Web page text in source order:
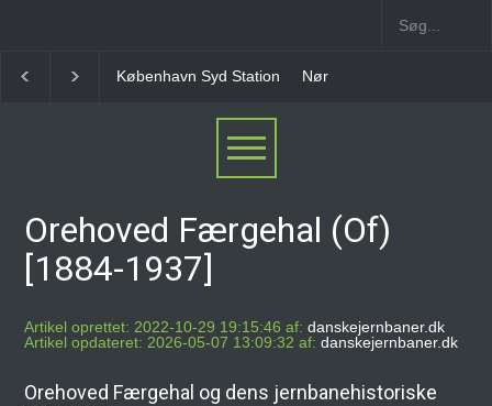
København Syd Station Nørrebro B Station [1886-
Orehoved Færgehal (Of)
[1884-1937]
Artikel oprettet: 2022-10-29 19:15:46 af: danskejernbaner.dk
Artikel opdateret: 2026-05-07 13:09:32 af: danskejernbaner.dk
Orehoved Færgehal og dens jernbanehistoriske